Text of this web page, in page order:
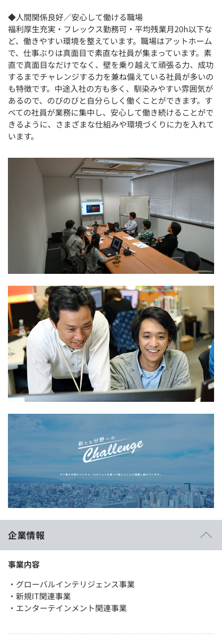
◆人間関係良好／安心して働ける職場
福利厚生充実・フレックス勤務可・平均残業月20h以下な
ど、働きやすい環境を整えています。職場はアットホーム
で、仕事ぶりは真面目で素直な社員が集まっています。素
直で真面目なだけでなく、壁を乗り越えて頑張る力、成功
するまでチャレンジする力を兼ね備えている社員が多いの
も特徴です。中途入社の方も多く、馴染みやすい雰囲気が
あるので、のびのびと自分らしく働くことができます。す
べての社員が業務に集中し、安心して働き続けることがで
きるように、さまざまな仕組みや環境づくりに力を入れて
います。
企業情報
事業内容
・グローバルインテリジェンス事業
・新規IT関連事業
・エンターテインメント関連事業